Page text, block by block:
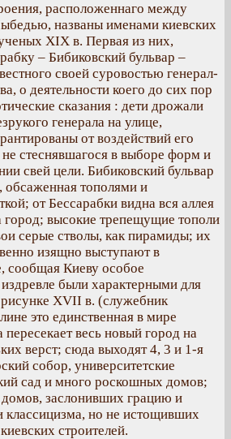
расположеннаго между
названы именами киевских
XIX в. Первая из них,
– Бибиковский бульвар –
своей суровостью генерал-
о деятельности коего до сих пор
сказания : дети дрожали
генерала на улице,
от воздействий его
не стеснявшагося в выборе форм и
свей цели. Бибиковский бульвар
обсаженная тополями и
от Бессарабки видна вся аллея
город; высокие трепещущие тополи
серые стволы, как пирамиды; их
изящно выступают в
сообщая Киеву особое
были характерными для
XVII в. (служебник
это единственная в мире
пересекает весь новый город на
верст; сюда выходят 4, 3 и 1-я
собор, университетские
сад и много роскошных домов;
заслонивших грацию и
классицизма, но не истощивших
строителей.